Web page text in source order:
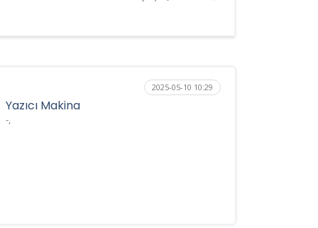
2025-05-10 10:29
Yazıcı Makina
-,